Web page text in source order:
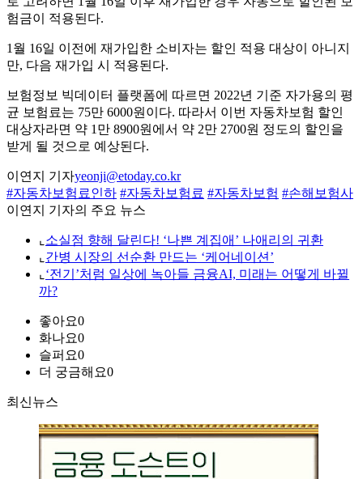
험금이 적용된다.
1월 16일 이전에 재가입한 소비자는 할인 적용 대상이 아니지
만, 다음 재가입 시 적용된다.
보험정보 빅데이터 플랫폼에 따르면 2022년 기준 자가용의 평
균 보험료는 75만 6000원이다. 따라서 이번 자동차보험 할인
대상자라면 약 1만 8900원에서 약 2만 2700원 정도의 할인을
받게 될 것으로 예상된다.
이연지 기자yeonji@etoday.co.kr
#자동차보험료인하 #자동차보험료 #자동차보험 #손해보험사
이연지 기자의 주요 뉴스
⌞ 소실점 향해 달린다! ‘나쁜 계집애’ 나애리의 귀환
⌞ 간병 시장의 선순환 만드는 ‘케어네이션’
⌞ ‘전기’처럼 일상에 녹아들 금융AI, 미래는 어떻게 바뀔
까?
좋아요0
화나요0
슬퍼요0
더 궁금해요0
최신뉴스